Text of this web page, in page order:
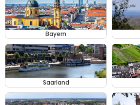
Bayern
Saarland